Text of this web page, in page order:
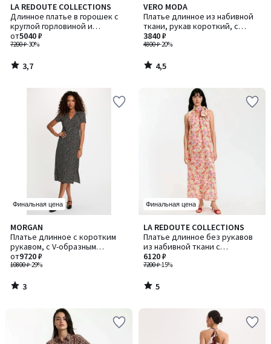
LA REDOUTE COLLECTIONS
Длинное платье в горошек с
круглой горловиной и
короткими рукавами
7200 ₽-30%
от5040 ₽
3,7
/ 5
3,7
/
VERO MODA
Платье длинное из набивной
ткани, рукав короткий, с
поясом
4800 ₽-20%
3840 ₽
4,5
/ 5
4,5
/
Финальная цена
MORGAN
Платье длинное с коротким
рукавом, с V-образным
вырезом
10800 ₽-29%
от9720 ₽
3
/
5
3
/
Финальная цена
LA REDOUTE COLLECTIONS
Платье длинное без рукавов
из набивной ткани с
цветочным рисунком
7200 ₽-15%
6120 ₽
5
/
5
5
/